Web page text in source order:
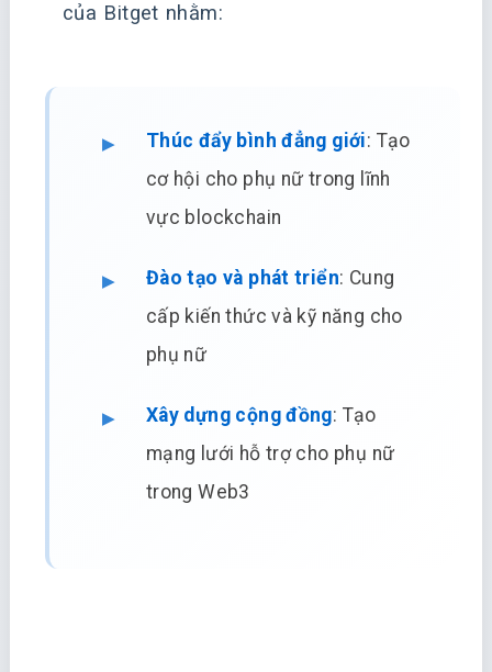
của Bitget nhằm:
Thúc đẩy bình đẳng giới: Tạo
cơ hội cho phụ nữ trong lĩnh
vực blockchain
Đào tạo và phát triển: Cung
cấp kiến thức và kỹ năng cho
phụ nữ
Xây dựng cộng đồng: Tạo
mạng lưới hỗ trợ cho phụ nữ
trong Web3